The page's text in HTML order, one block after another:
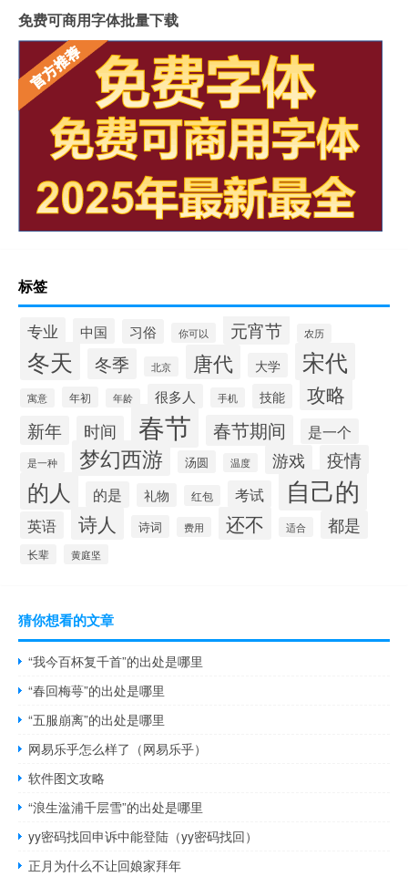
免费可商用字体批量下载
标签
专业 中国 习俗 你可以 元宵节 农历
冬天 冬季 北京 唐代 大学 宋代
寓意 年初 年龄 很多人 手机 技能 攻略
新年 时间 春节 春节期间 是一个
是一种 梦幻西游 汤圆 温度 游戏 疫情
的人 的是 礼物 红包 考试 自己的
英语 诗人 诗词 费用 还不 适合 都是
长辈 黄庭坚
猜你想看的文章
“我今百杯复千首”的出处是哪里
“春回梅萼”的出处是哪里
“五服崩离”的出处是哪里
网易乐乎怎么样了（网易乐乎）
软件图文攻略
“浪生湓浦千层雪”的出处是哪里
yy密码找回申诉中能登陆（yy密码找回）
正月为什么不让回娘家拜年